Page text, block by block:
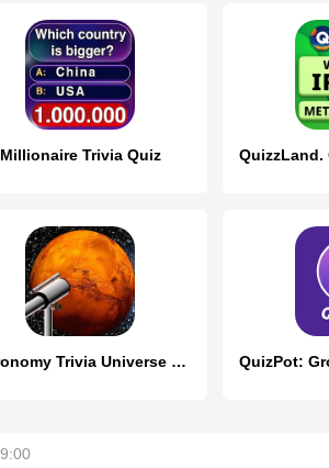
Millionaire Trivia Quiz
Astronomy Trivia Universe Quiz